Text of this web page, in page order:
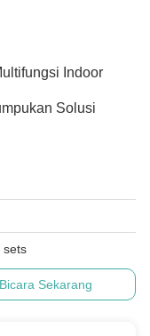
Indoor
Solusi
sets
Bicara Sekarang